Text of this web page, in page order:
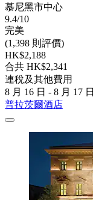
慕尼黑市中心
9.4/10
完美
(1,398 則評價)
HK$2,188
合共 HK$2,341
連稅及其他費用
8 月 16 日 - 8 月 17 日
普拉茨爾酒店